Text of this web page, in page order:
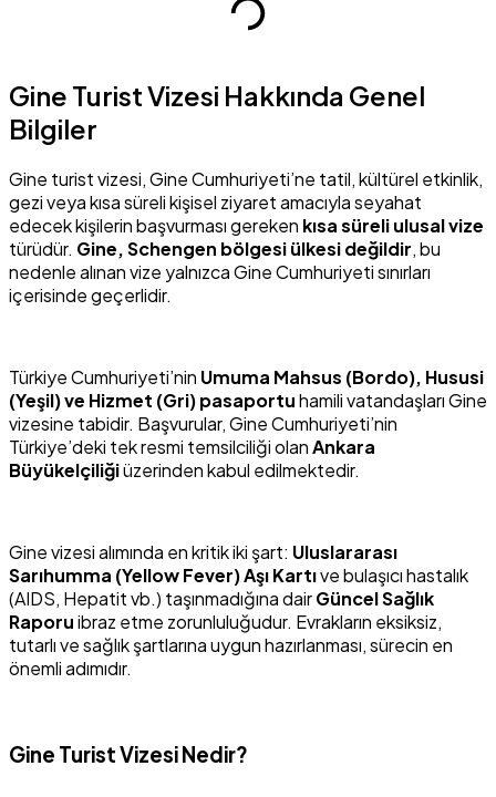
Gine Turist Vizesi Hakkında Genel
Bilgiler
Gine turist vizesi, Gine Cumhuriyeti’ne tatil, kültürel etkinlik,
gezi veya kısa süreli kişisel ziyaret amacıyla seyahat
edecek kişilerin başvurması gereken kısa süreli ulusal vize
türüdür. Gine, Schengen bölgesi ülkesi değildir, bu
nedenle alınan vize yalnızca Gine Cumhuriyeti sınırları
içerisinde geçerlidir.
Türkiye Cumhuriyeti’nin Umuma Mahsus (Bordo), Hususi
(Yeşil) ve Hizmet (Gri) pasaportuhamili vatandaşları Gine
vizesine tabidir. Başvurular, Gine Cumhuriyeti’nin
Türkiye’deki tek resmi temsilciliği olanAnkara
Büyükelçiliğiüzerinden kabul edilmektedir.
Gine vizesi alımında en kritik iki şart: Uluslararası
Sarıhumma (Yellow Fever) Aşı Kartıve bulaşıcı hastalık
(AIDS, Hepatit vb.) taşınmadığına dairGüncel Sağlık
Raporuibraz etme zorunluluğudur. Evrakların eksiksiz,
tutarlı ve sağlık şartlarına uygun hazırlanması, sürecin en
önemli adımıdır.
Gine Turist Vizesi Nedir?